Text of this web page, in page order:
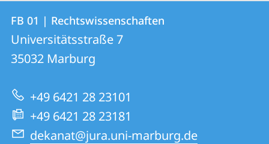
Kontakt
und
Informationen
zur
Website
Kontaktinformationen
FB
01
|
Rechtswissenschaften
FB 01 | Rechtswissenschaften
Universitätsstraße 7
35032 Marburg
+49 6421 28 23101
+49 6421 28 23181
dekanat@jura.uni-marburg.de